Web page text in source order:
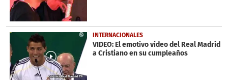
INTERNACIONALES
VIDEO: El emotivo video del Real Madrid
a Cristiano en su cumpleaños